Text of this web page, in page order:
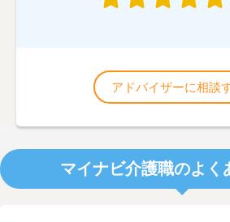
アドバイザーに相談
マイナビ介護職のよく